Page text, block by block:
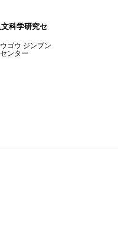
科学研究セ
ゴウ ジンブン
ンター